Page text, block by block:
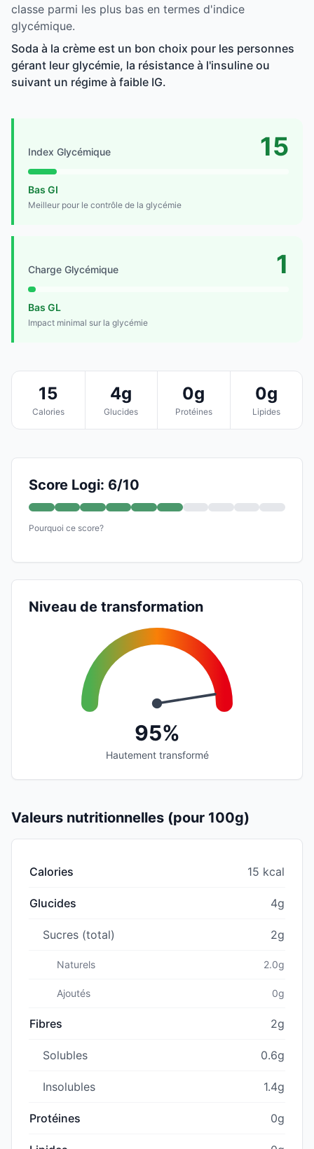
classe parmi les plus bas en termes d'indice
glycémique.
Soda à la crème est un bon choix pour les personnes
gérant leur glycémie, la résistance à l'insuline ou
suivant un régime à faible IG.
Index Glycémique 15
Bas GI
Meilleur pour le contrôle de la glycémie
Charge Glycémique 1
Bas GL
Impact minimal sur la glycémie
15
Calories
4g
Glucides
0g
Protéines
0g
Lipides
Score Logi: 6/10
Pourquoi ce score?
Niveau de transformation
95%
Hautement transformé
Valeurs nutritionnelles (pour 100g)
Calories 15 kcal
Glucides 4g
Sucres (total) 2g
Naturels 2.0g
Ajoutés 0g
Fibres 2g
Solubles 0.6g
Insolubles 1.4g
Protéines 0g